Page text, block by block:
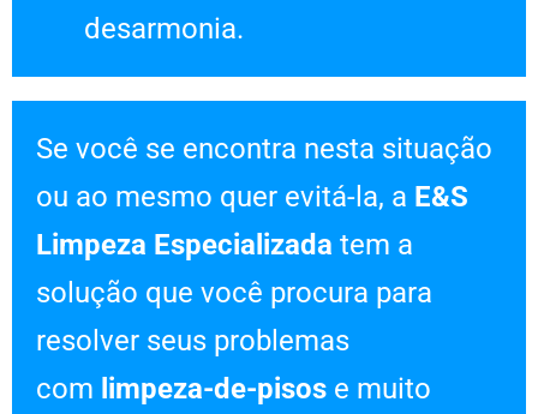
desarmonia.
Se você se encontra nesta situação
ou ao mesmo quer evitá-la, a E&S
Limpeza Especializada tem a
solução que você procura para
resolver seus problemas
com limpeza-de-pisos e muito